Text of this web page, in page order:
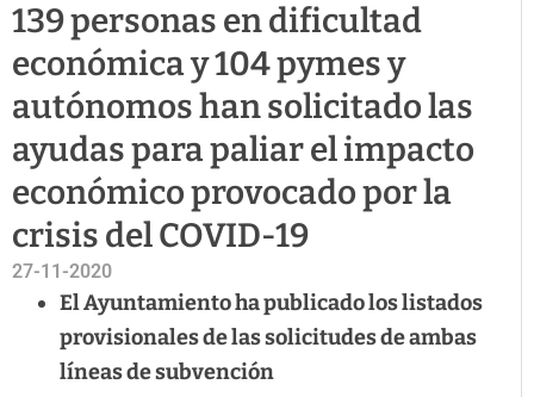
139 personas en dificultad
económica y 104 pymes y
autónomos han solicitado las
ayudas para paliar el impacto
económico provocado por la
crisis del COVID-19
27-11-2020
El Ayuntamiento ha publicado los listados
provisionales de las solicitudes de ambas
líneas de subvención